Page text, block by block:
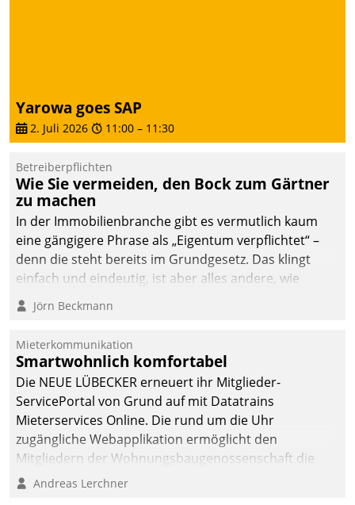
zielgerichtete
Mieterbefragungen – eine
starke Grundlage für
intelligente,
datengestützte
Entscheidungen.
Yarowa goes SAP
2. Juli 2026 11:00 – 11:30
Betreiberpflichten
Wie Sie vermeiden, den Bock zum Gärtner
zu machen
In der Immobilienbranche gibt es vermutlich kaum
eine gängigere Phrase als „Eigentum verpflichtet“ –
denn die steht bereits im Grundgesetz. Das klingt
einfach und eindeutig, ist aber alles andere, wie
Branchenbeschäftigte wissen. Denn mit der
Verantwortung folgen Verpflichtungen.
Jörn Beckmann
Mieterkommunikation
Smartwohnlich komfortabel
Die NEUE LÜBECKER erneuert ihr Mitglieder-
ServicePortal von Grund auf mit Datatrains
Mieterservices Online. Die rund um die Uhr
zugängliche Webapplikation ermöglicht den
Mitgliedern der Wohnungs­bau­genossenschaft die
Kontaktaufnahme per Smartphone, Tablet oder PC.
Andreas Lerchner